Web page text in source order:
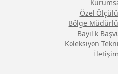
Özel Ölçülü
Bölge
Bayilik
Koleksiyon
İletişim